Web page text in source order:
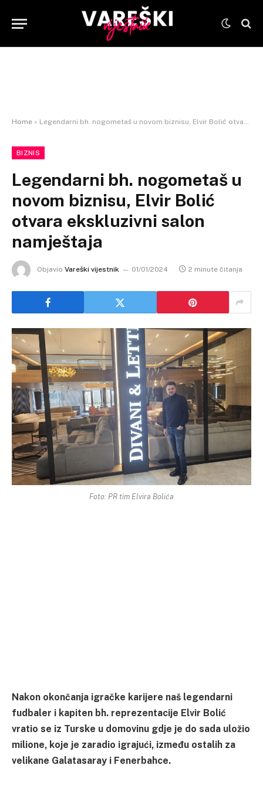
Home » Legendarni bh. nogometaš u novom biznisu, Elvir Bolić otvara ekskluzivni salon namještaja
BIZNIS
Legendarni bh. nogometaš u
novom biznisu, Elvir Bolić
otvara ekskluzivni salon
namještaja
Objavio Vareški vijestnik 01/01/2024 2 minute čitanja
Foto: PR tim Elvira Bolića
Nakon okončanja igračke karijere naš legendarni
fudbaler i kapiten bh. reprezentacije Elvir Bolić
vratio se iz Turske u domovinu gdje je do sada uložio
milione, koje je zaradio igrajući, između ostalih za
velikane Galatasaray i Fenerbahce.